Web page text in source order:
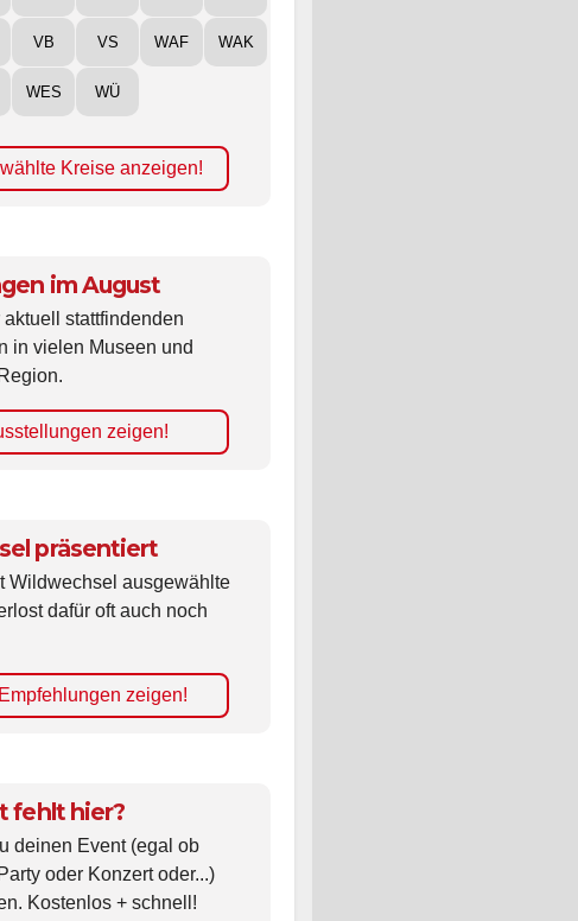
VB VS WAF WAK
WES WÜ
Kreise anzeigen!
im August
stattfindenden
in vielen Museen und
zeigen!
präsentiert
Wildwechsel ausgewählte
dafür oft auch noch
zeigen!
fehlt hier?
deinen Event (egal ob
oder Konzert oder...)
Kostenlos + schnell!